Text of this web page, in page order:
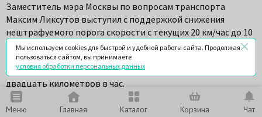
Меню Главная Каталог Корзина Чат
Заместитель мэра Москвы по вопросам транспорта
Максим Ликсутов выступил с поддержкой снижения
нештрафуемого порога скорости с текущих 20 км/час до 10
км/час. При этом отметив, что данное изменение
необходимо выполнить для городских улиц, а для
магистралей и шоссе оставить существующий порог в
двадцать километров в час.
Сейчас в России водителей штрафуют в случае
Мы используем cookies для быстрой и удобной работы сайта. Продолжая
пользоваться сайтом, вы принимаете
условия обработки персональных данных